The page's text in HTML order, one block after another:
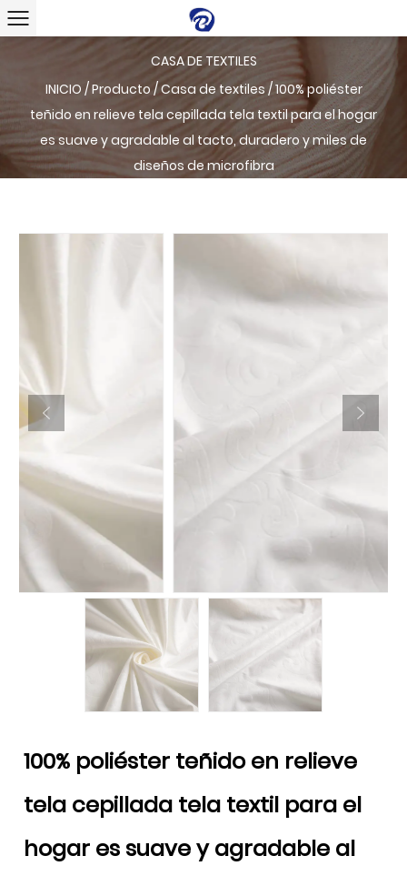
CASA DE TEXTILES
INICIO /Producto /Casa de textiles /100% poliéster
teñido en relieve tela cepillada tela textil para el hogar
es suave y agradable al tacto, duradero y miles de
diseños de microfibra
100% poliéster teñido en relieve
tela cepillada tela textil para el
hogar es suave y agradable al